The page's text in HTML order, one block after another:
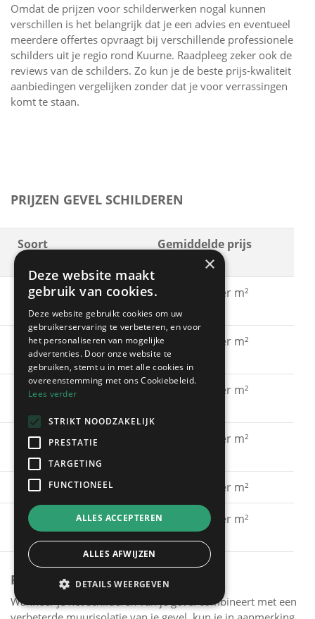
Omdat de prijzen voor schilderwerken nogal kunnen
verschillen is het belangrijk dat je een advies en eventueel
meerdere offertes opvraagt bij verschillende professionele
schilders uit je regio rond Kuurne. Raadpleeg zeker ook de
reviews van de schilders. Zo kun je de beste prijs-kwaliteit
aanbiedingen vergelijken zonder dat je voor verrassingen
komt te staan.
PRIJZEN GEVEL SCHILDEREN
Soort
Gemiddelde prijs
Gevel schilderen met
acrylaatverf
€ 15 - € 30 per m²
Gevel schilderen met
silicaatverf
€ 15 - € 30 per m²
Gevel schilderen met
€ 20 - € 40 per m²
Gevel schilderen met
spuitkurk
€ 40 - € 60 per m²
Gevel kaleien € 25 - € 40 per m²
Gevel verven met een
primer
€ 15 - € 30 per m²
PREMIES
Wanneer je het schilderen van je gevel combineert met een
×
Deze website maakt
gebruik van cookies.
Deze website gebruikt cookies om uw
gebruikerservaring te verbeteren, en voor
het personaliseren van mogelijke
advertenties. Door onze website te
gebruiken, stemt u in met alle cookies in
overeenstemming met ons Cookiebeleid.
Lees verder
STRIKT NOODZAKELIJK
PRESTATIE
TARGETING
FUNCTIONEEL
ALLES ACCEPTEREN
ALLES AFWIJZEN
DETAILS WEERGEVEN